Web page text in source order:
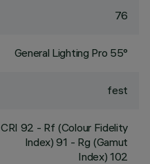
76
General Lighting Pro 55°
fest
CRI 92 - Rf (Colour Fidelity
Index) 91 - Rg (Gamut
Index) 102